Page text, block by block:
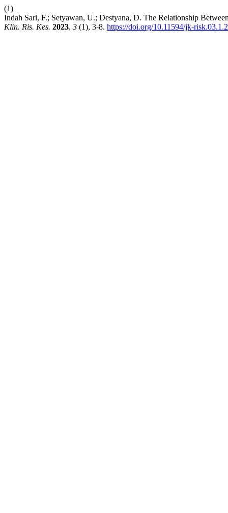
(1)
Indah Sari, F.; Setyawan, U.; Destyana, D. The Relationship
Klin. Ris. Kes. 2023, 3 (1), 3-8. https://doi.org/10.11594/jk-risk.03.1.2